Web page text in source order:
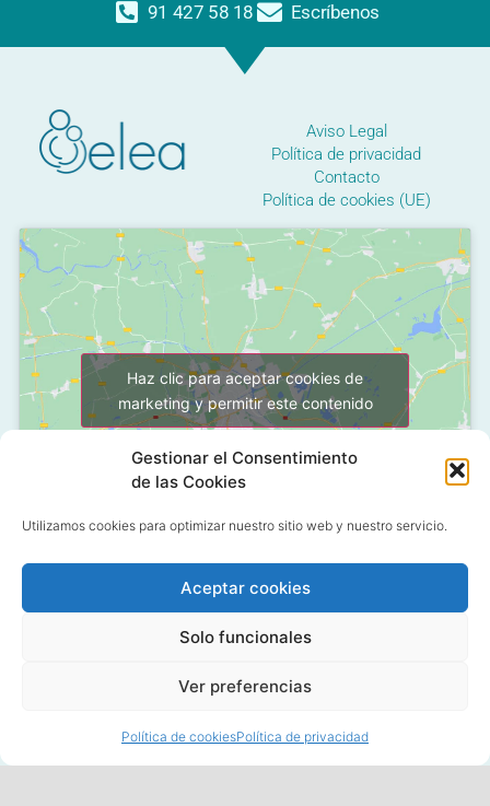
Gestionar el Consentimiento
de las Cookies
Utilizamos cookies para optimizar nuestro sitio web y nuestro servicio.
Aceptar cookies
Solo funcionales
Ver preferencias
Política de cookiesPolítica de privacidad
91 427 58 18 Escríbenos
Aviso Legal
Política de privacidad
Contacto
Política de cookies (UE)
Haz clic para aceptar cookies de
marketing y permitir este contenido
C/ Grañón, 12 - Local
28050 Las Tablas - Madrid